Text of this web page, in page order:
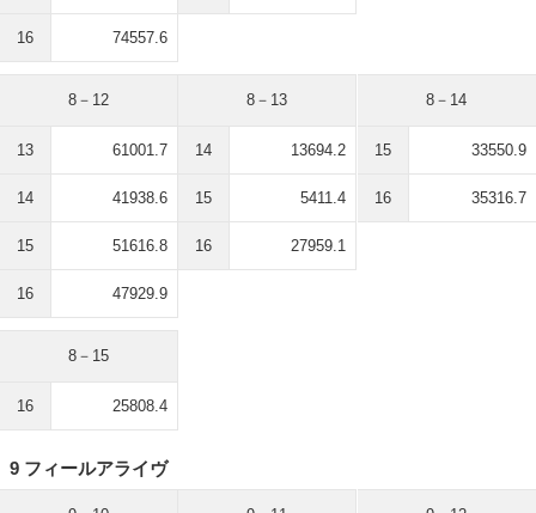
16 74557.6
8－12
13 61001.7
14 41938.6
15 51616.8
16 47929.9
8－13
14 13694.2
15 5411.4
16 27959.1
8－14
15 33550.9
16 35316.7
8－15
16 25808.4
9 フィールアライヴ